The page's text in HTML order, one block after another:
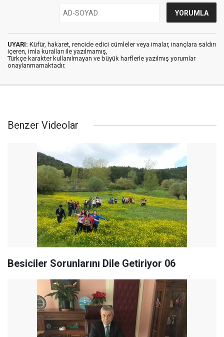
UYARI: Küfür, hakaret, rencide edici cümleler veya imalar, inançlara saldırı
içeren, imla kuralları ile yazılmamış,
Türkçe karakter kullanılmayan ve büyük harflerle yazılmış yorumlar
onaylanmamaktadır.
Benzer Videolar
Besiciler Sorunlarını Dile Getiriyor 06